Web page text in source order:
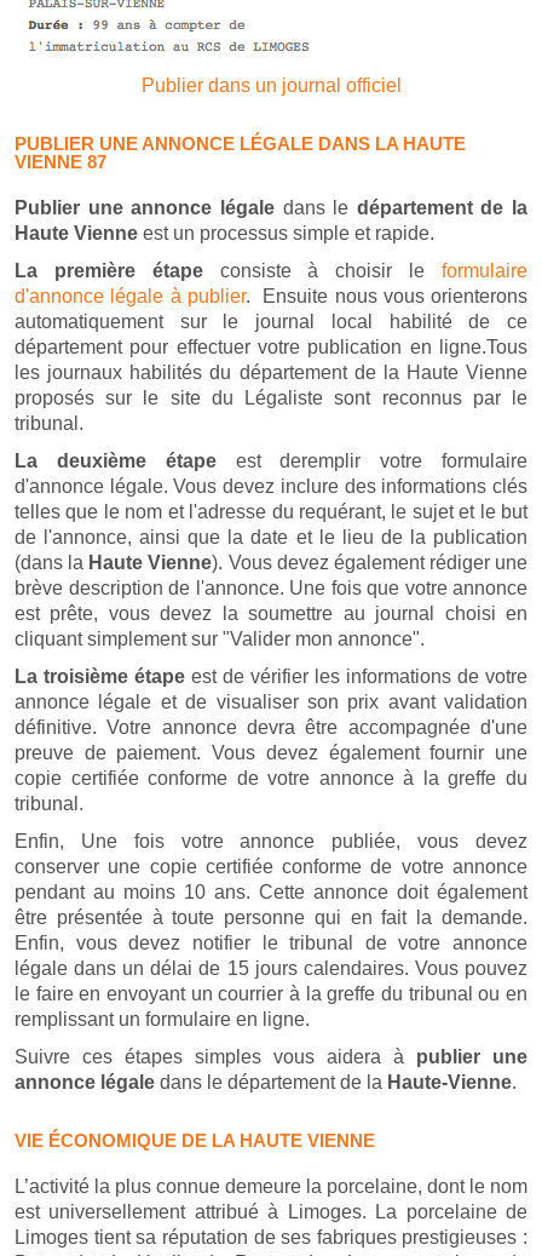
Publier dans un journal officiel
PUBLIER UNE ANNONCE LÉGALE DANS LA HAUTE
VIENNE 87
Publier une annonce légale dans le département de la
Haute Vienne est un processus simple et rapide.
La première étapeconsiste à choisir leformulaire
d'annonce légale à publier. Ensuite nous vous orienterons
automatiquement sur le journal local habilité de ce
département pour effectuer votre publication en ligne.Tous
les journaux habilités du département de la Haute Vienne
proposés sur le site du Légaliste sont reconnus par le
tribunal.
La deuxième étape est deremplir votre formulaire
d'annonce légale. Vous devez inclure des informations clés
telles que le nom et l'adresse du requérant, le sujet et le but
de l'annonce, ainsi que la date et le lieu de la publication
(dans la Haute Vienne). Vous devez également rédiger une
brève description de l'annonce. Une fois que votre annonce
est prête, vous devez la soumettre au journal choisi en
cliquant simplement sur "Valider mon annonce".
La troisième étape est de vérifier les informations de votre
annonce légale et de visualiser son prix avant validation
définitive. Votre annonce devra être accompagnée d'une
preuve de paiement. Vous devez également fournir une
copie certifiée conforme de votre annonce à la greffe du
tribunal.
Enfin, Une fois votre annonce publiée, vous devez
conserver une copie certifiée conforme de votre annonce
pendant au moins 10 ans. Cette annonce doit également
être présentée à toute personne qui en fait la demande.
Enfin, vous devez notifier le tribunal de votre annonce
légale dans un délai de 15 jours calendaires. Vous pouvez
le faire en envoyant un courrier à la greffe du tribunal ou en
remplissant un formulaire en ligne.
Suivre ces étapes simples vous aidera à publier une
annonce légale dans le département de la Haute-Vienne.
VIE ÉCONOMIQUE DE LA HAUTE VIENNE
L’activité la plus connue demeure la porcelaine, dont le nom
est universellement attribué à Limoges. La porcelaine de
Limoges tient sa réputation de ses fabriques prestigieuses :